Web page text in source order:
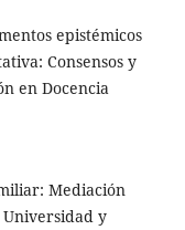
epistémicos
Consensos y
en Docencia
Mediación
y